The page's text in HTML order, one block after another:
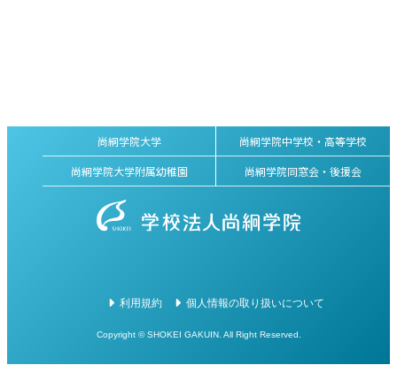
尚絅学院大学
尚絅学院中学校・高等学校
尚絅学院大学附属幼稚園
尚絅学院同窓会・後援会
利用規約 個人情報の取り扱いについて
Copyright © SHOKEI GAKUIN. All Right Reserved.